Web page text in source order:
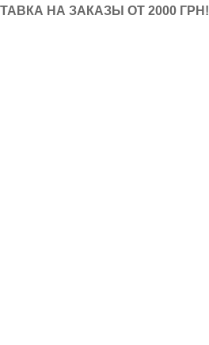
НА ЗАКАЗЫ ОТ 2000 ГРН!